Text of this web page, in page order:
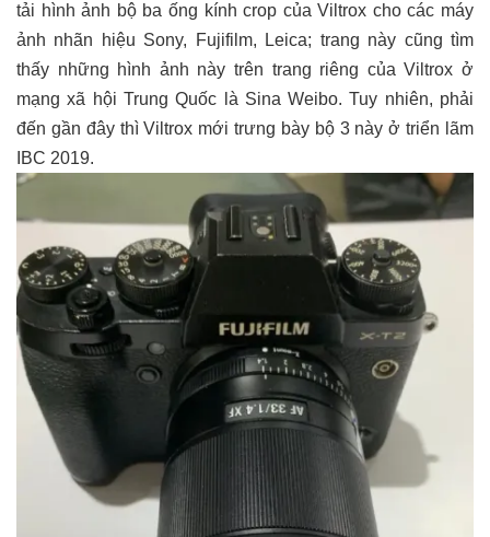
tải hình ảnh bộ ba ống kính crop của Viltrox cho các máy
ảnh nhãn hiệu Sony, Fujifilm, Leica; trang này cũng tìm
thấy những hình ảnh này trên trang riêng của Viltrox ở
mạng xã hội Trung Quốc là Sina Weibo. Tuy nhiên, phải
đến gần đây thì Viltrox mới trưng bày bộ 3 này ở triển lãm
IBC 2019.